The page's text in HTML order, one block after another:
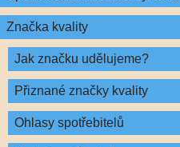
Značka kvality
Jak značku udělujeme?
Přiznané značky kvality
Ohlasy spotřebitelů